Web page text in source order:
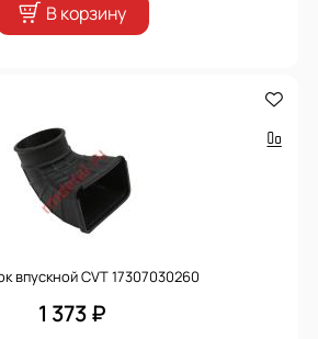
В корзину
впускной CVT 17307030260
1 373 ₽